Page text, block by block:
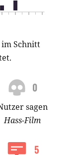
Schnitt
0
sagen
Hass-Film
5